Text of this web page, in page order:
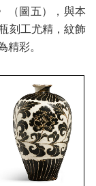
（圖五），與本
刻工尤精，紋飾
精彩。